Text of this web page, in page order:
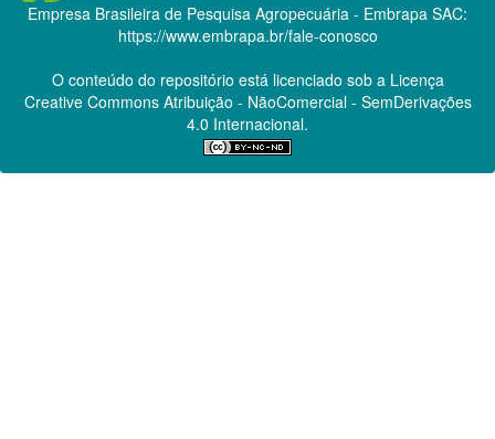
Empresa Brasileira de Pesquisa Agropecuária - Embrapa SAC:
https://www.embrapa.br/fale-conosco
O conteúdo do repositório está licenciado sob a Licença
Creative CommonsAtribuição - NãoComercial - SemDerivações
4.0 Internacional.